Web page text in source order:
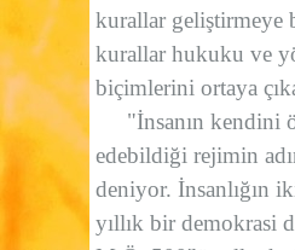
kurallar geliştirmeye
kurallar hukuku ve
biçimlerini ortaya
"İnsanın kendini
edebildiği rejimin
deniyor. İnsanlığın
yıllık bir demokrasi